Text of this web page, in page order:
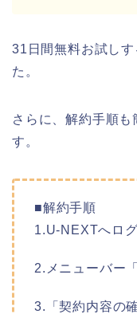
31日間無料お試し
た。
さらに、解約手順も
す。
■解約手順
1.U-NEXTへロ
2.メニューバー
3.「契約内容の